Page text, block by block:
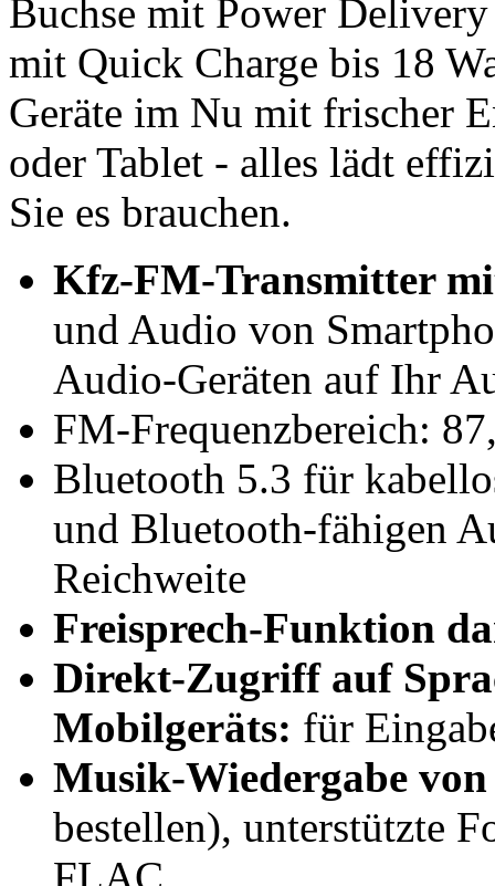
Buchse mit Power
mit Quick Charge bis 18
Geräte im Nu mit frischer
oder Tablet - alles lädt
Sie es brauchen.
Kfz-FM-Transmitter
und Audio von
Audio-Geräten auf Ihr
FM-Frequenzbereich:
Bluetooth 5.3 für
und Bluetooth-fähigen
Reichweite
Freisprech-Funktion
Direkt-Zugriff auf
Mobilgeräts: für
Musik-Wiedergabe
bestellen), unterstützte